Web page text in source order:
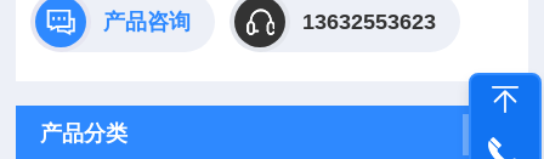
产品咨询 13632553623
产品分类